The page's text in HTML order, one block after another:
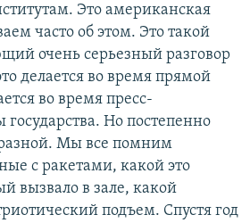
Это американская
часто об этом. Это такой
очень серьезный разговор
делается во время прямой
во время пресс-
Но постепенно
Мы все помним
с ракетами, какой это
вызвало в зале, какой
подъем. Спустя год